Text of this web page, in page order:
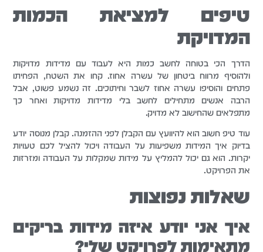
טיפים למציאת הכמות
המדויקת
הדרך הכי בטוחה לחשב כמות היא לעבוד עם מדידות מדויקות
ולהוסיף מרווח ביטחון של עשרה אחוז. קחו את השטח, הפחיתו
פתחים והוסיפו עשרה אחוז לשבר וחיתוכים. זה נשמע פשוט, אבל
הרבה אנשים מתחילים לחשב בלי מדידות מדויקות ואחר כך
מתפלאים שהחישוב לא מדויק.
עוד טיפ חשוב הוא להיוועץ עם הקבלן לפני ההזמנה. קבלן מנוסה יודע
בדיוק איך המידות משפיעות על העבודה ויכול להציל לכם טעויות
יקרות. הוא גם יכול להמליץ על מידות שמקלות על העבודה ומזרזות
את הפרויקט.
שאלות נפוצות
איך אני יודע איזה מידות בריקים
מתאימות לפרויקט שלי?